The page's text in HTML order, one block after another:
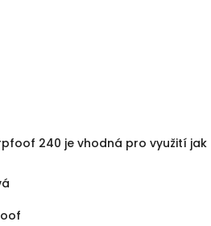
240 je vhodná pro využití jak